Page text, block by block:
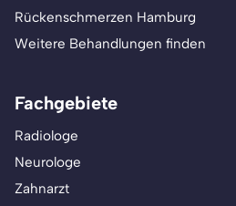
Rückenschmerzen Hamburg
Weitere Behandlungen finden
Fachgebiete
Radiologe
Neurologe
Zahnarzt